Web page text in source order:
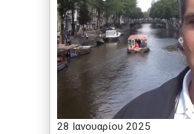
28 Ιανουαρίου 2025